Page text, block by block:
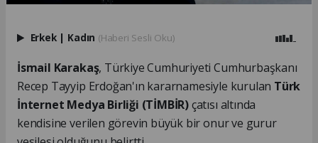
Erkek | Kadın (Haberi Sesli Oku)
İsmail Karakaş, Türkiye Cumhuriyeti Cumhurbaşkanı
Recep Tayyip Erdoğan'ın kararnamesiyle kurulan Türk
İnternet Medya Birliği (TİMBİR)çatısı altında
kendisine verilen görevin büyük bir onur ve gurur